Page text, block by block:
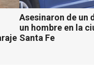
Asesinaron de un
un hombre en la
Santa Fe